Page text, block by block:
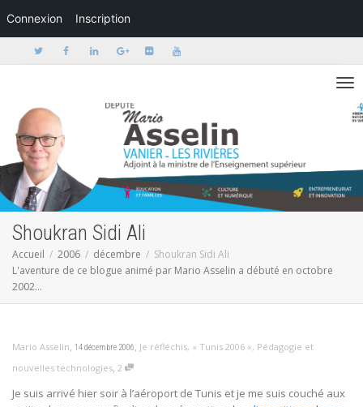
Connexion Inscription
Activer/
Shoukran Sidi Ali
Accueil 2006 décembre
Shoukran Sidi Ali
L'aventure de ce blogue animé par Mario Asselin a débuté en octobre
2002...
Mario Asselin, 14 décembre 2006, Je réfléchis, « Tunis 2006 », Pédagogie et
nouvelles technologies, 2
Je suis arrivé hier soir à l’aéroport de Tunis et je me suis couché aux